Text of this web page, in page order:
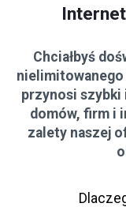
Chciałbyś
przynosi szybki
domów, firm i
zalety naszej